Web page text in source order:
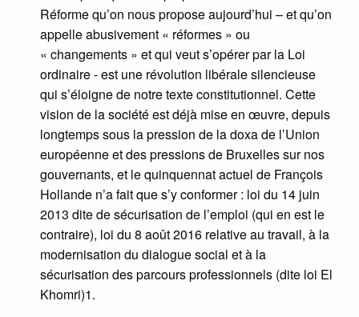
Réforme qu’on nous propose aujourd’hui – et qu’on
appelle abusivement « réformes » ou
« changements » et qui veut s’opérer par la Loi
ordinaire - est une révolution libérale silencieuse
qui s’éloigne de notre texte constitutionnel. Cette
vision de la société est déjà mise en œuvre, depuis
longtemps sous la pression de la doxa de l’Union
européenne et des pressions de Bruxelles sur nos
gouvernants, et le quinquennat actuel de François
Hollande n’a fait que s’y conformer : loi du 14 juin
2013 dite de sécurisation de l’emploi (qui en est le
contraire), loi du 8 août 2016 relative au travail, à la
modernisation du dialogue social et à la
sécurisation des parcours professionnels (dite loi El
Khomri)1.